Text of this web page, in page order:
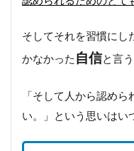
そしてそれを習慣にし
かなかった 自信と言
「そして人から認め
い。」という思いはい